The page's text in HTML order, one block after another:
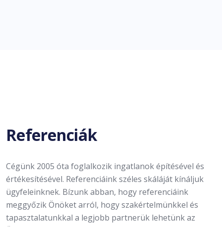
Referenciák
Cégünk 2005 óta foglalkozik ingatlanok építésével és
értékesítésével. Referenciáink széles skáláját kínáljuk
ügyfeleinknek. Bízunk abban, hogy referenciáink
meggyőzik Önöket arról, hogy szakértelmünkkel és
tapasztalatunkkal a legjobb partnerük lehetünk az